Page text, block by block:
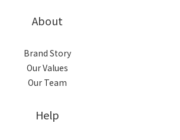
About
Brand Story
Our Values
Our Team
Help